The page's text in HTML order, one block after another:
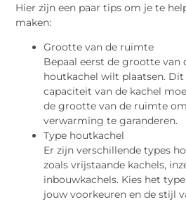
Hier zijn een paar tips om je te
maken:
Grootte van de ruimte
Bepaal eerst de grootte van
houtkachel wilt plaatsen.
capaciteit van de kachel
de grootte van de ruimte
verwarming te garanderen.
Type houtkachel
Er zijn verschillende types
zoals vrijstaande kachels,
inbouwkachels. Kies het
jouw voorkeuren en de stijl